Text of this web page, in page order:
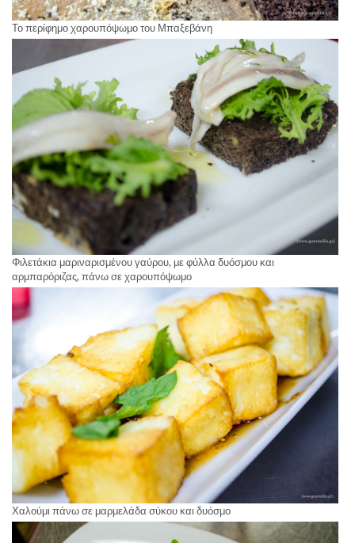
Το περίφημο χαρουπόψωμο του Μπαξεβάνη
Φιλετάκια μαριναρισμένου γαύρου, με φύλλα δυόσμου και
αρμπαρόριζας, πάνω σε χαρουπόψωμο
Χαλούμι πάνω σε μαρμελάδα σύκου και δυόσμο